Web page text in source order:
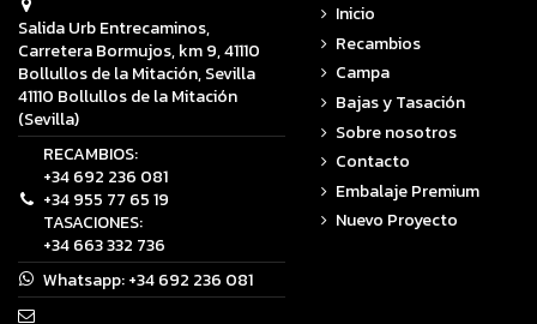
Salida Urb Entrecaminos,
Carretera Bormujos, km 9, 41110
Bollullos de la Mitación, Sevilla
41110 Bollullos de la Mitación
(Sevilla)
RECAMBIOS:
+34 692 236 081
+34 955 77 65 19
TASACIONES:
+34 663 332 736
Whatsapp:+34 692 236 081
Inicio
Recambios
Campa
Bajas y Tasación
Sobre nosotros
Contacto
Embalaje Premium
Nuevo Proyecto